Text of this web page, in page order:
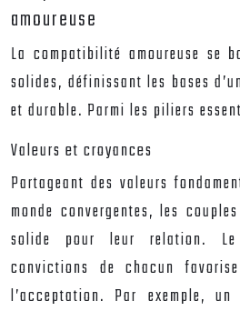
amoureuse
La compatibilité amoureuse se
solides, définissant les bases
et durable. Parmi les piliers
Valeurs et croyances
Partageant des valeurs
monde convergentes, les
solide pour leur relation.
convictions de chacun
l’acceptation. Par exemple,